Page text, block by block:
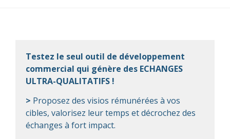
Testez le seul outil de développement
commercial qui génère des ECHANGES
ULTRA-QUALITATIFS !
> Proposez des visios rémunérées à vos
cibles, valorisez leur temps et décrochez des
échanges à fort impact.